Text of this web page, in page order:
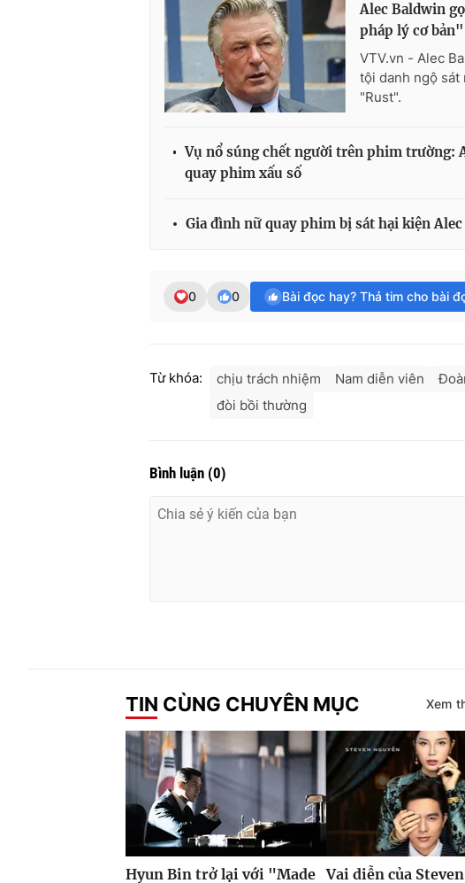
Alec Baldwin
pháp lý cơ bản"
VTV.vn - Alec
tội danh ngộ sát
"Rust".
Vụ nổ súng chết người trên phim trường:
quay phim xấu số
Gia đình nữ quay phim bị sát hại kiện
0 0 Bài đọc hay? Thả tim cho bài
Từ khóa: chịu trách nhiệm Nam diễn viên
đòi bồi thường
Bình luận (0)
TIN CÙNG CHUYÊN MỤC Xem
Hyun Bin trở lại với "Made
Vai diễn của